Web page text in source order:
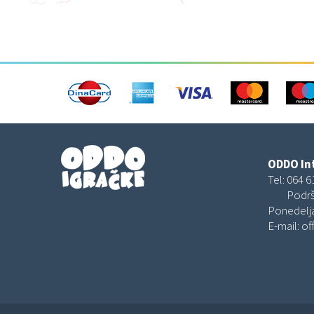
ODDO
Tel: 064
E-mail: